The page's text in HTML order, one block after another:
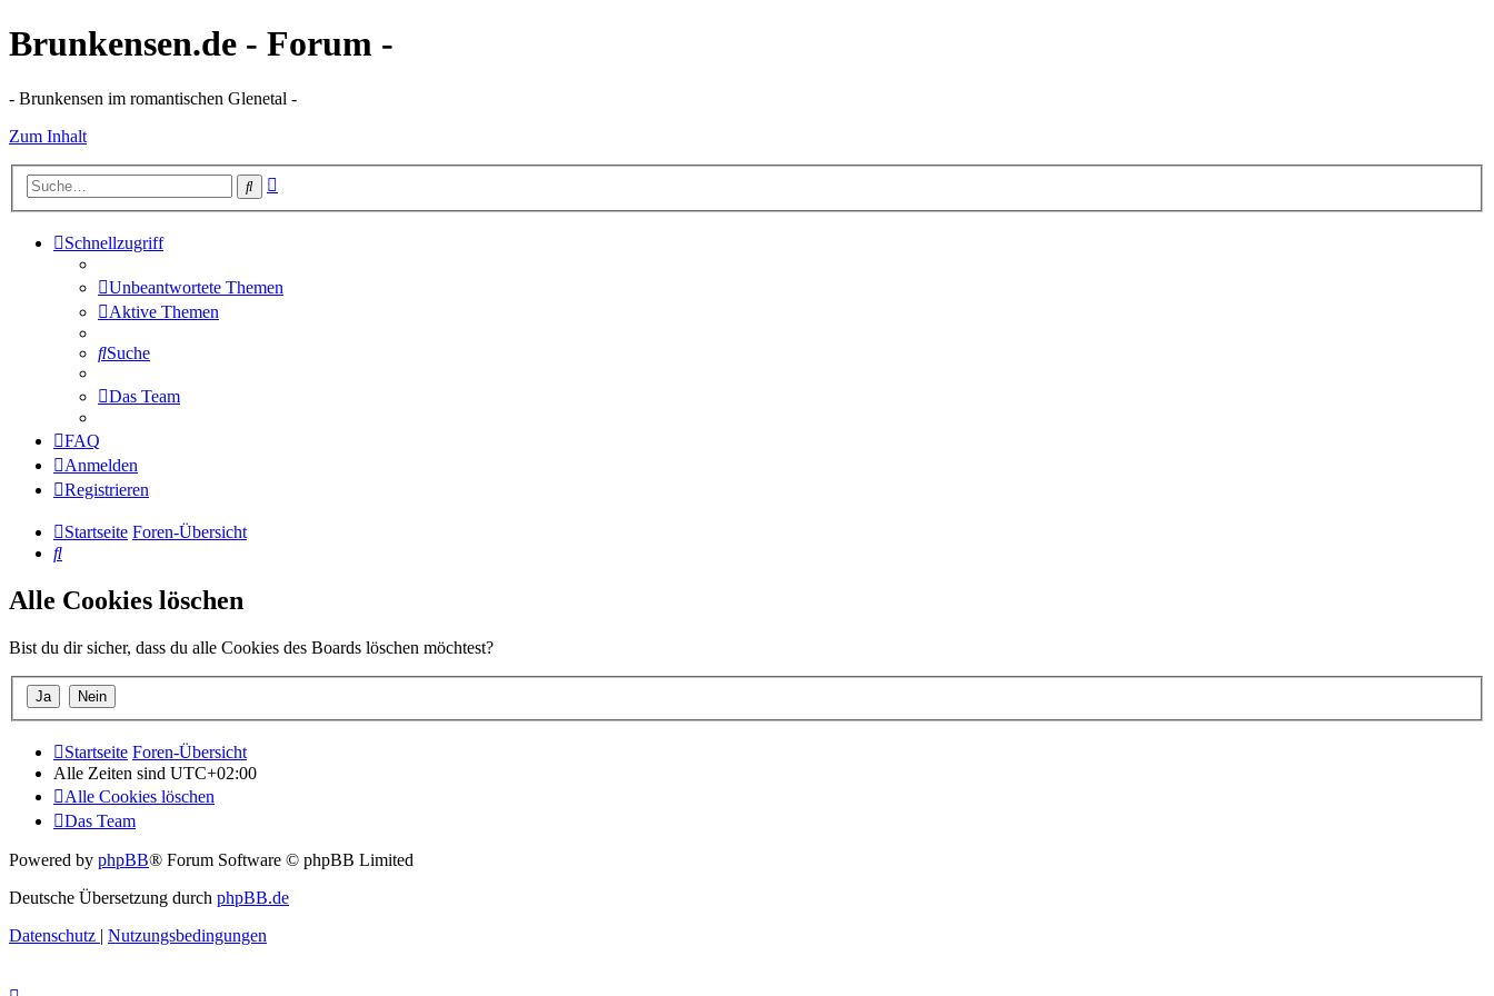
Brunkensen.de - Forum -
- Brunkensen im romantischen Glenetal -
Zum Inhalt
Suche
Schnellzugriff
Unbeantwortete Themen
Aktive Themen
Suche
Das Team
FAQ
Anmelden
Registrieren
Startseite Foren-Übersicht
Suche
Alle Cookies löschen
Bist du dir sicher, dass du alle Cookies des Boards löschen möchtest?
Startseite Foren-Übersicht
Alle Zeiten sind UTC+02:00
Alle Cookies löschen
Das Team
Powered by phpBB® Forum Software © phpBB Limited
Deutsche Übersetzung durch phpBB.de
Datenschutz | Nutzungsbedingungen